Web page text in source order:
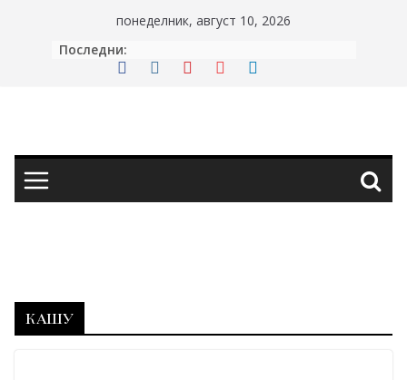
понеделник, август 10, 2026
Последни:
кашу